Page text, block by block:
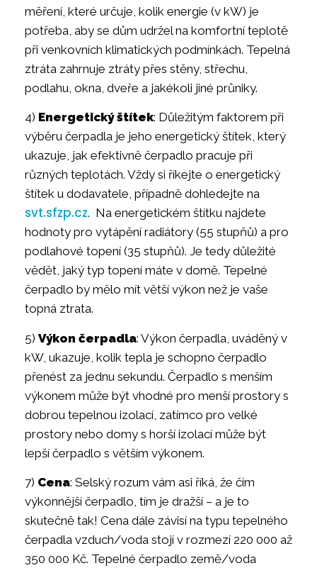
měření, které určuje, kolik energie (v kW) je
potřeba, aby se dům udržel na komfortní teplotě
při venkovních klimatických podmínkách. Tepelná
ztráta zahrnuje ztráty přes stěny, střechu,
podlahu, okna, dveře a jakékoli jiné průniky.
4) Energetický štítek: Důležitým faktorem při
výběru čerpadla je jeho energetický štítek, který
ukazuje, jak efektivně čerpadlo pracuje při
různých teplotách. Vždy si říkejte o energetický
štítek u dodavatele, případně dohledejte na
svt.sfzp.cz. Na energetickém štítku najdete
hodnoty pro vytápění radiátory (55 stupňů) a pro
podlahové topení (35 stupňů). Je tedy důležité
vědět, jaký typ topení máte v domě. Tepelné
čerpadlo by mělo mít větší výkon než je vaše
topná ztrata.
5) Výkon čerpadla: Výkon čerpadla, uváděný v
kW, ukazuje, kolik tepla je schopno čerpadlo
přenést za jednu sekundu. Čerpadlo s menším
výkonem může být vhodné pro menší prostory s
dobrou tepelnou izolací, zatímco pro velké
prostory nebo domy s horší izolací může být
lepší čerpadlo s větším výkonem.
7) Cena: Selský rozum vám asi říká, že čím
výkonnější čerpadlo, tím je dražší – a je to
skutečně tak! Cena dále závisí na typu tepelného
čerpadla vzduch/voda stojí v rozmezí 220 000 až
350 000 Kč. Tepelné čerpadlo země/voda